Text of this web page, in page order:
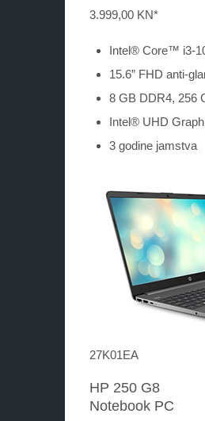
3.999,00 KN*
Intel® Core™ i3-
15.6” FHD anti-
8 GB DDR4, 256
Intel® UHD
3 godine jamstva
27K01EA
HP 250 G8
Notebook PC